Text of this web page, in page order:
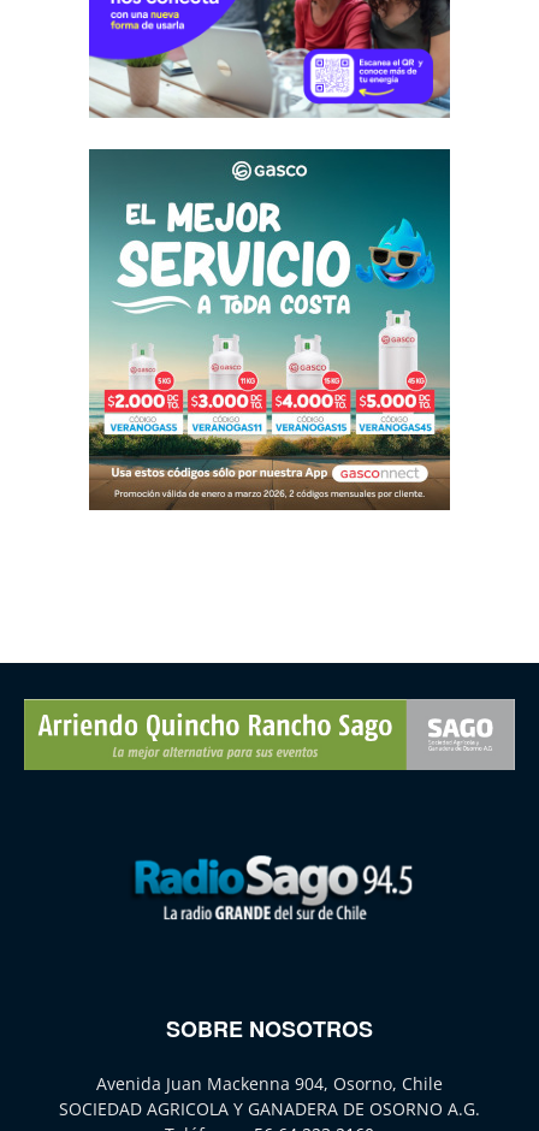
SOBRE NOSOTROS
Avenida Juan Mackenna 904, Osorno, Chile
SOCIEDAD AGRICOLA Y GANADERA DE OSORNO A.G.